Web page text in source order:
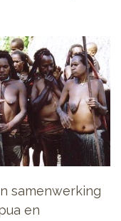
samenwerking
en